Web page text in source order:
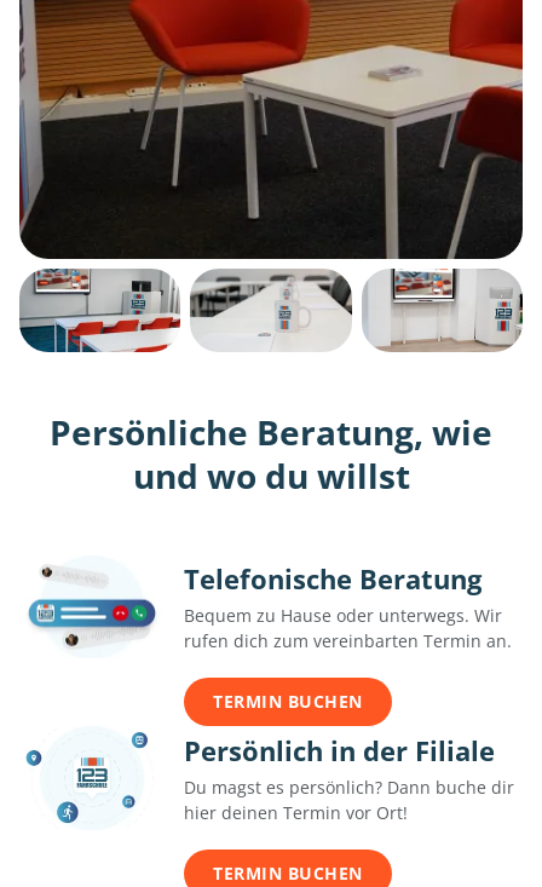
Persönliche Beratung, wie
und wo du willst
Telefonische Beratung
Bequem zu Hause oder unterwegs. Wir
rufen dich zum vereinbarten Termin an.
TERMIN BUCHEN
Persönlich in der Filiale
Du magst es persönlich? Dann buche dir
hier deinen Termin vor Ort!
TERMIN BUCHEN